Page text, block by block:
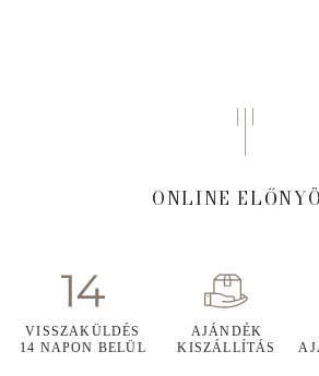
ONLINE
VISSZAKÜLDÉS
14 NAPON BELÜL
AJÁNDÉK
KISZÁLLÍTÁS